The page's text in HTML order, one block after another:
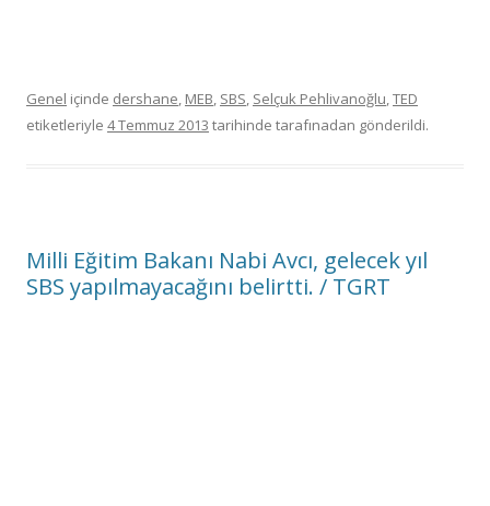
Genel içinde dershane, MEB, SBS, Selçuk Pehlivanoğlu,TED
etiketleriyle 4 Temmuz 2013 tarihinde tarafınadan gönderildi.
Milli Eğitim Bakanı Nabi Avcı, gelecek yıl
SBS yapılmayacağını belirtti. / TGRT